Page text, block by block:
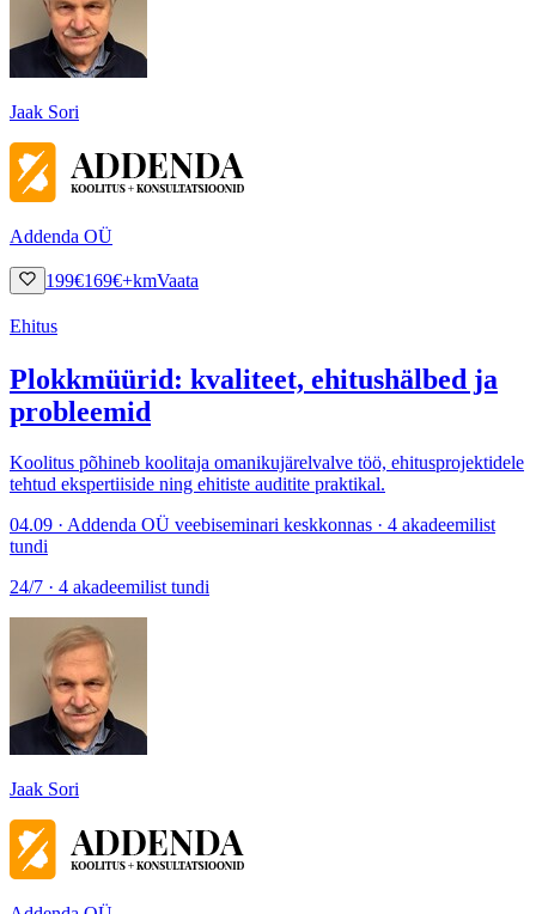
Jaak Sori
Addenda OÜ
199€169€+kmVaata
Ehitus
Plokkmüürid: kvaliteet, ehitushälbed ja
probleemid
Koolitus põhineb koolitaja omanikujärelvalve töö, ehitusprojektidele
tehtud ekspertiiside ning ehitiste auditite praktikal.
04.09 · Addenda OÜ veebiseminari keskkonnas · 4 akadeemilist
tundi
24/7 · 4 akadeemilist tundi
Jaak Sori